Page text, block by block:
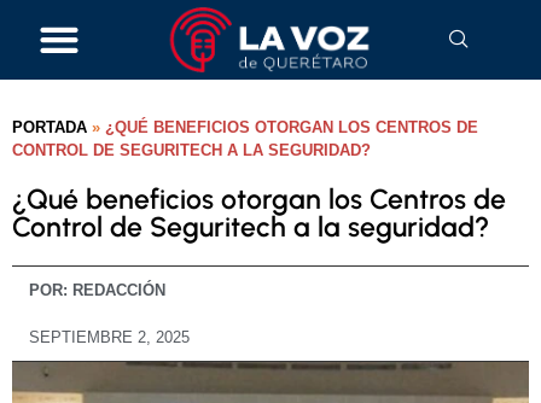
PORTADA » ¿QUÉ BENEFICIOS OTORGAN LOS CENTROS DE
CONTROL DE SEGURITECH A LA SEGURIDAD?
¿Qué beneficios otorgan los Centros de
Control de Seguritech a la seguridad?
POR: REDACCIÓN
SEPTIEMBRE 2, 2025